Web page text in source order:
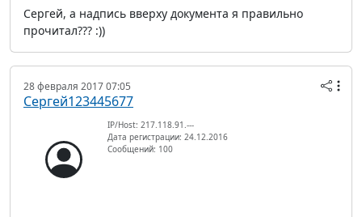
Сергей, а надпись вверху документа я правильно
прочитал??? :))
28 февраля 2017 07:05
Сергей123445677
IP/Host: 217.118.91.---
Дата регистрации: 24.12.2016
Сообщений: 100